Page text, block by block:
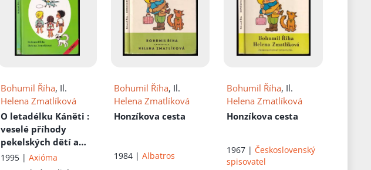
Bohumil Říha, Il.
Helena Zmatlíková
O letadélku Káněti :
veselé příhody
pekelských dětí a
jejich psa s malým
1995 |Axióma
Bohumil Říha, Il.
Helena Zmatlíková
Honzíkova cesta
1984 | Albatros
Bohumil Říha, Il.
Helena Zmatlíková
Honzíkova cesta
1967 |Československý
spisovatel